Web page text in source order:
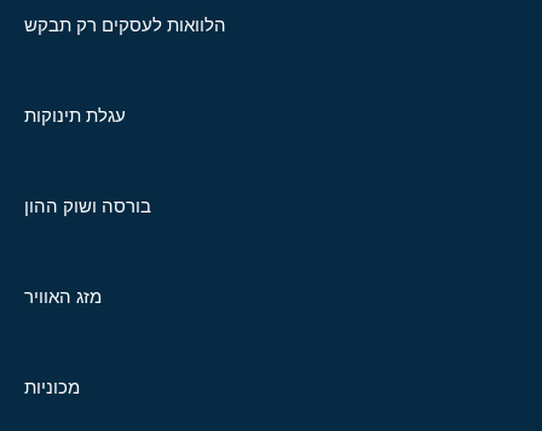
הלוואות לעסקים רק תבקש
עגלת תינוקות
בורסה ושוק ההון
מזג האוויר
מכוניות